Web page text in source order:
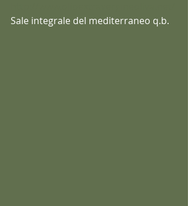
Sale integrale del mediterraneo q.b.